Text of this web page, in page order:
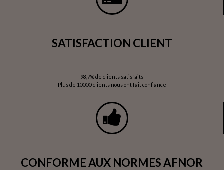
SATISFACTION CLIENT
98,7% de clients satisfaits
Plus de 10000 clients nous ont fait confiance
CONFORME AUX NORMES AFNOR